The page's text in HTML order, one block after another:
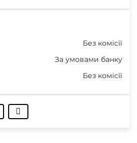
Без комісії
За умовами банку
Без комісії